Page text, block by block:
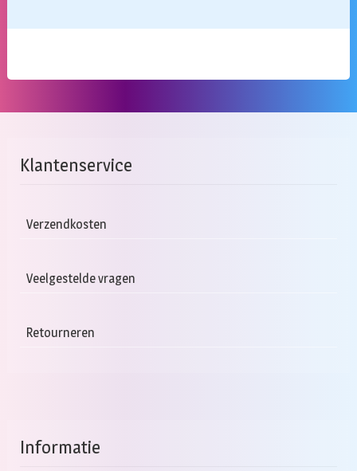
Klantenservice
Verzendkosten
Veelgestelde vragen
Retourneren
Informatie